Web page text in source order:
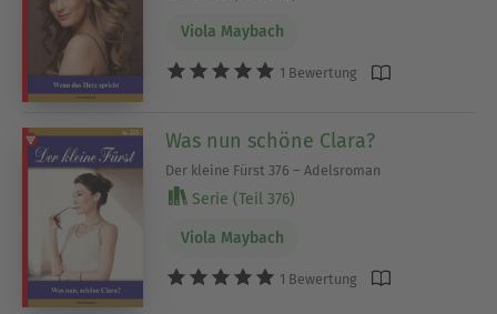
Viola Maybach
1 Bewertung
Was nun schöne Clara?
Der kleine Fürst 376 – Adelsroman
Serie (Teil 376)
Viola Maybach
1 Bewertung